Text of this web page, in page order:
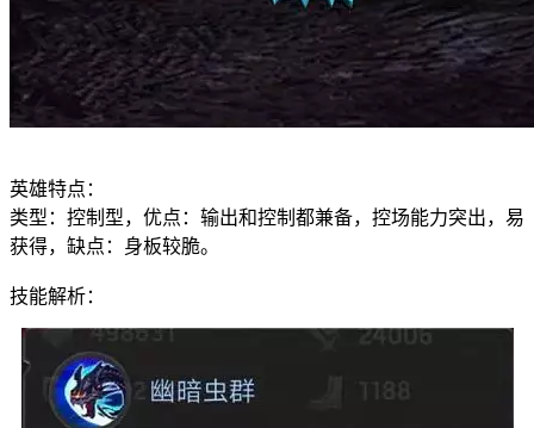
英雄特点：
类型：控制型，优点：输出和控制都兼备，控场能力突出，易
获得，缺点：身板较脆。
技能解析：